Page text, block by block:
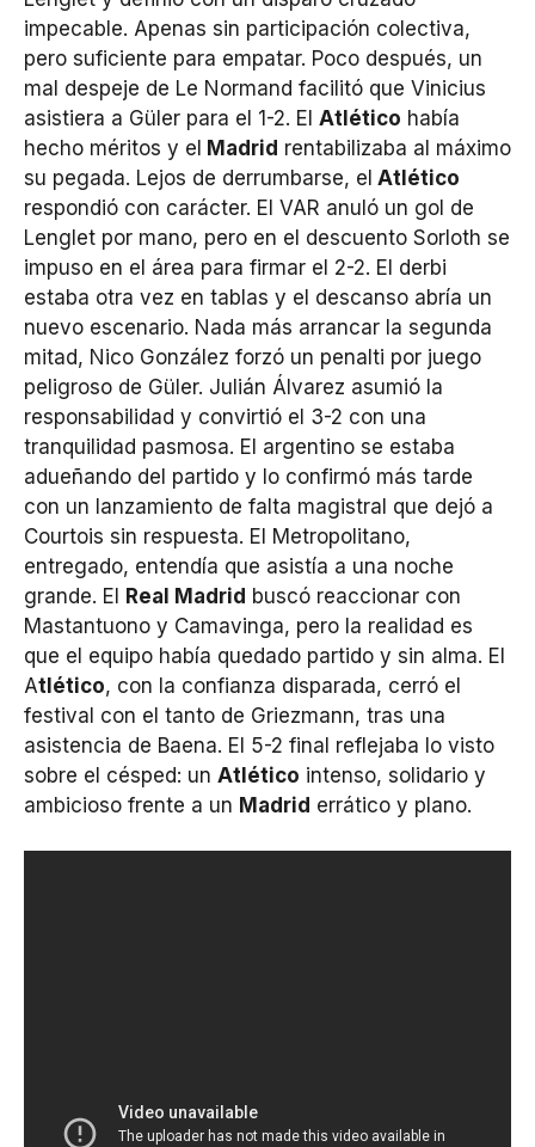
impecable. Apenas sin participación colectiva,
pero suficiente para empatar. Poco después, un
mal despeje de Le Normand facilitó que Vinicius
asistiera a Güler para el 1-2. El Atlético había
hecho méritos y el Madrid rentabilizaba al máximo
su pegada. Lejos de derrumbarse, el Atlético
respondió con carácter. El VAR anuló un gol de
Lenglet por mano, pero en el descuento Sorloth se
impuso en el área para firmar el 2-2. El derbi
estaba otra vez en tablas y el descanso abría un
nuevo escenario. Nada más arrancar la segunda
mitad, Nico González forzó un penalti por juego
peligroso de Güler. Julián Álvarez asumió la
responsabilidad y convirtió el 3-2 con una
tranquilidad pasmosa. El argentino se estaba
adueñando del partido y lo confirmó más tarde
con un lanzamiento de falta magistral que dejó a
Courtois sin respuesta. El Metropolitano,
entregado, entendía que asistía a una noche
grande. El Real Madrid buscó reaccionar con
Mastantuono y Camavinga, pero la realidad es
que el equipo había quedado partido y sin alma. El
Atlético, con la confianza disparada, cerró el
festival con el tanto de Griezmann, tras una
asistencia de Baena. El 5-2 final reflejaba lo visto
sobre el césped: un Atlético intenso, solidario y
ambicioso frente a un Madrid errático y plano.